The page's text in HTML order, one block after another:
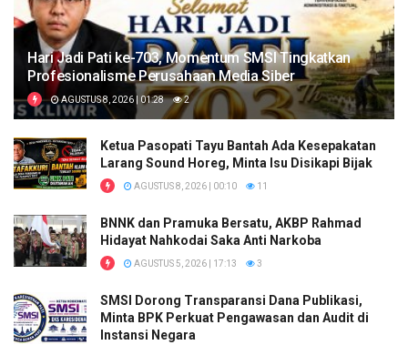
Hari Jadi Pati ke-703, Momentum SMSI Tingkatkan
Profesionalisme Perusahaan Media Siber
AGUSTUS 8, 2026 | 01:28 2
Ketua Pasopati Tayu Bantah Ada Kesepakatan
Larang Sound Horeg, Minta Isu Disikapi Bijak
AGUSTUS 8, 2026 | 00:10 11
BNNK dan Pramuka Bersatu, AKBP Rahmad
Hidayat Nahkodai Saka Anti Narkoba
AGUSTUS 5, 2026 | 17:13 3
SMSI Dorong Transparansi Dana Publikasi,
Minta BPK Perkuat Pengawasan dan Audit di
Instansi Negara